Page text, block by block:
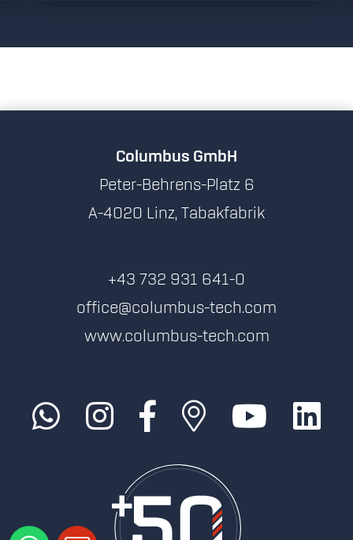
Columbus GmbH
Peter-Behrens-Platz 6
A-4020 Linz, Tabakfabrik
+43 732 931 641-0
office@columbus-tech.com
www.columbus-tech.com